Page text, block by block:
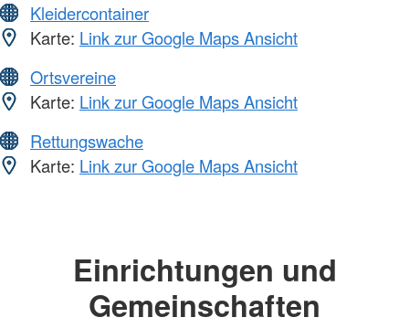
Kleidercontainer
Karte: Link zur Google Maps Ansicht
Ortsvereine
Karte: Link zur Google Maps Ansicht
Rettungswache
Karte: Link zur Google Maps Ansicht
Einrichtungen und
Gemeinschaften